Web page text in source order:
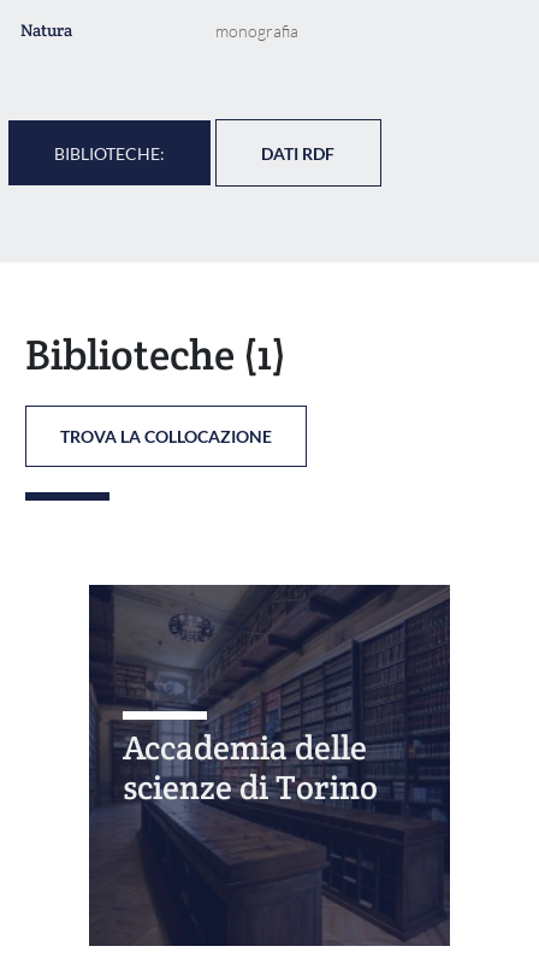
Natura monografia
BIBLIOTECHE: DATI RDF
Biblioteche (1)
TROVA LA COLLOCAZIONE
Accademia delle
scienze di Torino